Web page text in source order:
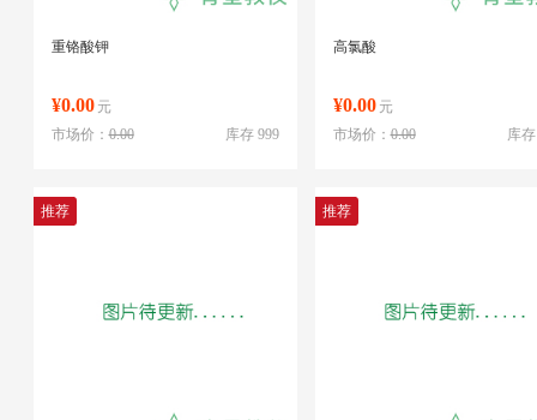
重铬酸钾
¥0.00 元
库存 999
市场价：0.00
高氯酸
¥0.00 元
库
市场价：0.00
推荐 推荐